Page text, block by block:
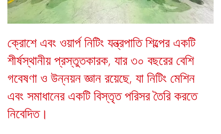
ক্রোশে এবং ওয়ার্প নিটিং যন্ত্রপাতি শিল্পের একটি
শীর্ষস্থানীয় প্রস্তুতকারক, যার ৩০ বছরের বেশি
গবেষণা ও উন্নয়ন জ্ঞান রয়েছে, যা নিটিং মেশিন
এবং সমাধানের একটি বিস্তৃত পরিসর তৈরি করতে
নিবেদিত।